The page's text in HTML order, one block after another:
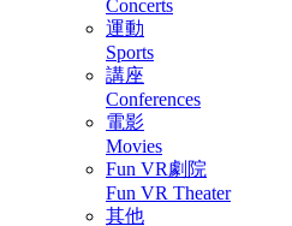
Concerts
運動
Sports
講座
Conferences
電影
Movies
Fun VR劇院
Fun VR Theater
其他